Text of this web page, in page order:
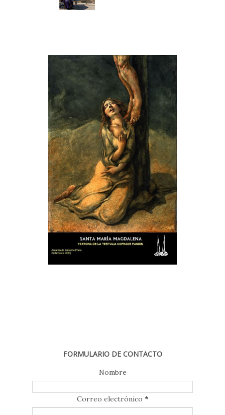
FORMULARIO DE CONTACTO
Nombre
Correo electrónico *